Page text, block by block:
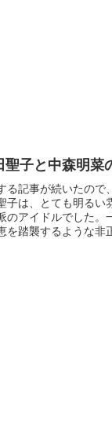
子と中森明菜
る記事が続いたので
子は、とても明るい
のアイドルでした。
を踏襲するような非